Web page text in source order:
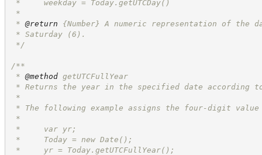
*     weekday = Today.getUTCDay()
*
* @return {Number}
A numeric representation of the
* Saturday (6).
*/
/**
* @method getUTCFullYear
* Returns the year in the specified date according
*
* The following example assigns the four-digit
*
*     var yr;
*     Today = new Date();
*     yr = Today.getUTCFullYear();